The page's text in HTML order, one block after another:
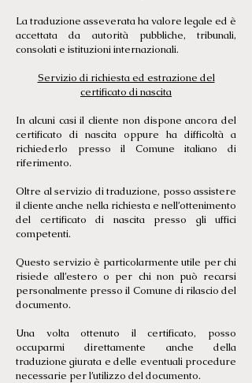
La traduzione asseverata ha valore legale ed è
accettata da autorità pubbliche, tribunali,
consolati e istituzioni internazionali.
Servizio di richiesta ed estrazione del
certificato di nascita
In alcuni casi il cliente non dispone ancora del
certificato di nascita oppure ha difficoltà a
richiederlo presso il Comune italiano di
riferimento.
Oltre al servizio di traduzione, posso assistere
il cliente anche nella richiesta e nell’ottenimento
del certificato di nascita presso gli uffici
competenti.
Questo servizio è particolarmente utile per chi
risiede all’estero o per chi non può recarsi
personalmente presso il Comune di rilascio del
documento.
Una volta ottenuto il certificato, posso
occuparmi direttamente anche della
traduzione giurata e delle eventuali procedure
necessarie per l’utilizzo del documento.